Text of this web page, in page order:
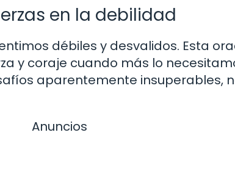
en la debilidad
débiles y desvalidos. Esta
y coraje cuando más lo
aparentemente insuperables,
Anuncios